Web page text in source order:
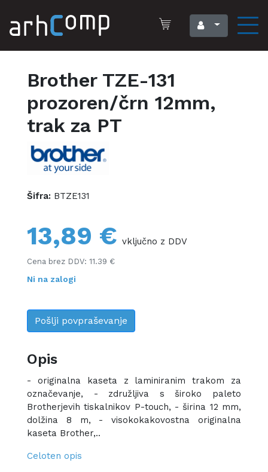
Brother TZE-131
prozoren/črn 12mm,
trak za PT
Šifra: BTZE131
13,89 € vključno z DDV
Cena brez DDV: 11.39 €
Ni na zalogi
Pošlji povpraševanje
Opis
- originalna kaseta z laminiranim trakom za
označevanje, - združljiva s široko paleto
Brotherjevih tiskalnikov P-touch, - širina 12 mm,
dolžina 8 m, - visokokakovostna originalna
kaseta Brother,..
Celoten opis